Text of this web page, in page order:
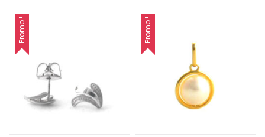
Promo ! Promo !